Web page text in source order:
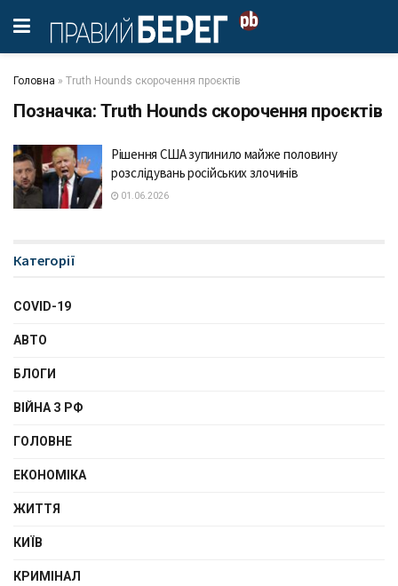
Головна » Truth Hounds скорочення проєктів
Позначка: Truth Hounds скорочення проєктів
Рішення США зупинило майже половину
розслідувань російських злочинів
01.06.2026
Категорії
COVID-19
АВТО
БЛОГИ
ВІЙНА З РФ
ГОЛОВНЕ
ЕКОНОМІКА
ЖИТТЯ
КИЇВ
КРИМІНАЛ